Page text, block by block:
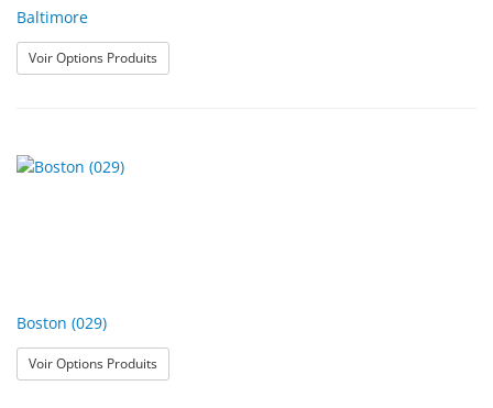
Baltimore
Voir Options Produits: Baltimore
Boston (029)
Voir Options Produits: Boston (029)